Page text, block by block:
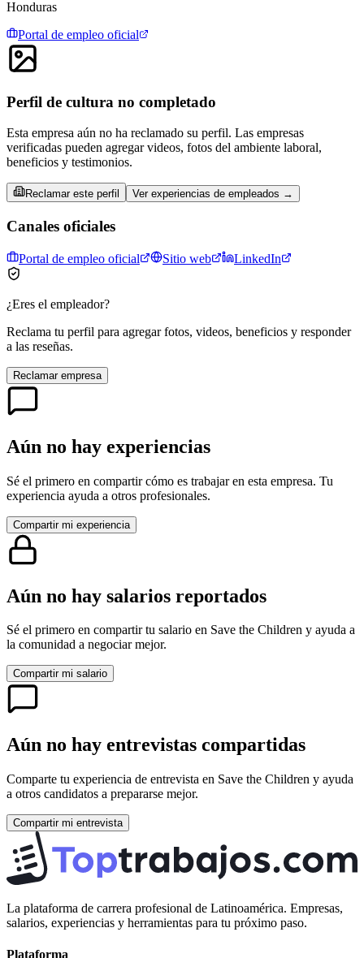
Honduras
Portal de empleo oficial
Perfil de cultura no completado
Esta empresa aún no ha reclamado su perfil. Las empresas
verificadas pueden agregar videos, fotos del ambiente laboral,
beneficios y testimonios.
Reclamar este perfil Ver experiencias de empleados →
Canales oficiales
Portal de empleo oficial Sitio web LinkedIn
¿Eres el empleador?
Reclama tu perfil para agregar fotos, videos, beneficios y responder
a las reseñas.
Reclamar empresa
Aún no hay experiencias
Sé el primero en compartir cómo es trabajar en esta empresa. Tu
experiencia ayuda a otros profesionales.
Compartir mi experiencia
Aún no hay salarios reportados
Sé el primero en compartir tu salario en Save the Children y ayuda a
la comunidad a negociar mejor.
Compartir mi salario
Aún no hay entrevistas compartidas
Comparte tu experiencia de entrevista en Save the Children y ayuda
a otros candidatos a prepararse mejor.
Compartir mi entrevista
La plataforma de carrera profesional de Latinoamérica. Empresas,
salarios, experiencias y herramientas para tu próximo paso.
Plataforma